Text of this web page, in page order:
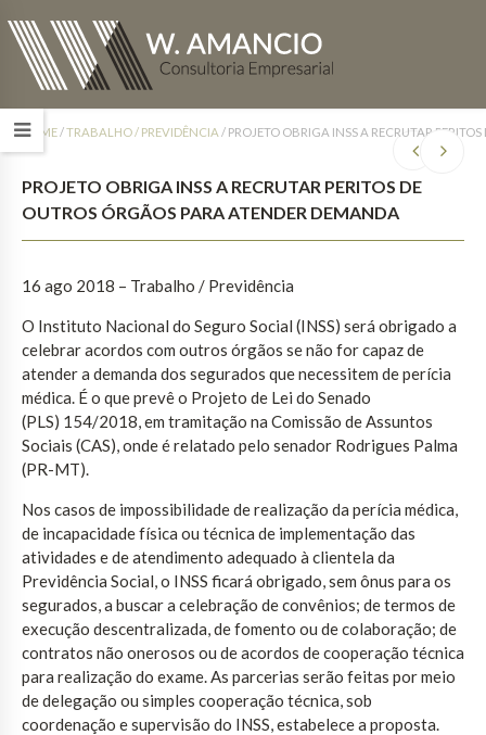
HOME/TRABALHO / PREVIDÊNCIA / PROJETO OBRIGA INSS A RECRUTAR
PROJETO OBRIGA INSS A RECRUTAR PERITOS DE
OUTROS ÓRGÃOS PARA ATENDER DEMANDA
16 ago 2018 – Trabalho / Previdência
O Instituto Nacional do Seguro Social (INSS) será obrigado a
celebrar acordos com outros órgãos se não for capaz de
atender a demanda dos segurados que necessitem de perícia
médica. É o que prevê o Projeto de Lei do Senado
(PLS) 154/2018, em tramitação na Comissão de Assuntos
Sociais (CAS), onde é relatado pelo senador Rodrigues Palma
(PR-MT).
Nos casos de impossibilidade de realização da perícia médica,
de incapacidade física ou técnica de implementação das
atividades e de atendimento adequado à clientela da
Previdência Social, o INSS ficará obrigado, sem ônus para os
segurados, a buscar a celebração de convênios; de termos de
execução descentralizada, de fomento ou de colaboração; de
contratos não onerosos ou de acordos de cooperação técnica
para realização do exame. As parcerias serão feitas por meio
de delegação ou simples cooperação técnica, sob
coordenação e supervisão do INSS, estabelece a proposta.